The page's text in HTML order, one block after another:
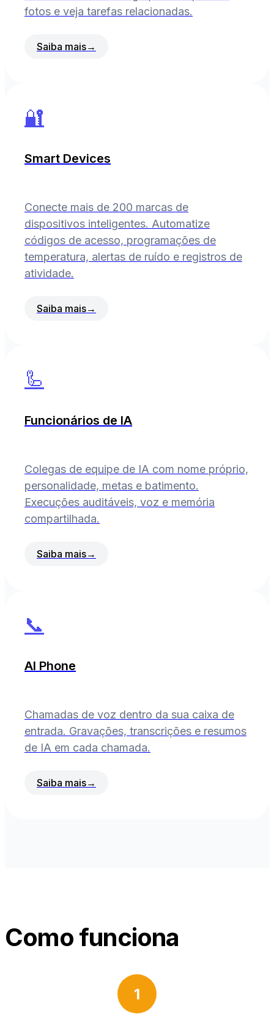
fotos e veja tarefas relacionadas.
Saiba mais→
🔐
Smart Devices
Conecte mais de 200 marcas de
dispositivos inteligentes. Automatize
códigos de acesso, programações de
temperatura, alertas de ruído e registros de
atividade.
Saiba mais→
🦾
Funcionários de IA
Colegas de equipe de IA com nome próprio,
personalidade, metas e batimento.
Execuções auditáveis, voz e memória
compartilhada.
Saiba mais→
📞
AI Phone
Chamadas de voz dentro da sua caixa de
entrada. Gravações, transcrições e resumos
de IA em cada chamada.
Saiba mais→
Como funciona
1